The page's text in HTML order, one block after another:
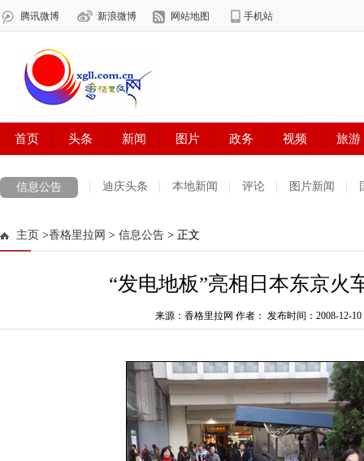
信息公告 迪庆头条 本地新闻 评论 图片新闻
主页 >香格里拉网 > 信息公告 > 正文
“发电地板”亮相日本东京火
来源：香格里拉网 作者： 发布时间：2008-12-10